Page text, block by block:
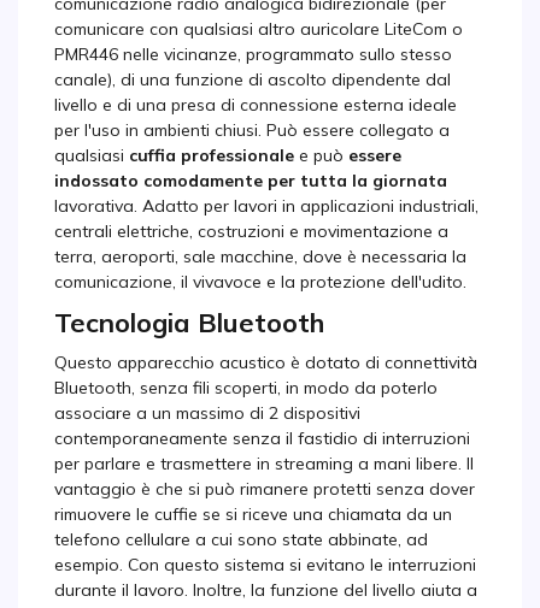
comunicare con qualsiasi altro auricolare LiteCom o
PMR446 nelle vicinanze, programmato sullo stesso
canale), di una funzione di ascolto dipendente dal
livello e di una presa di connessione esterna ideale
per l'uso in ambienti chiusi. Può essere collegato a
qualsiasi cuffia professionale e può essere
indossato comodamente per tutta la giornata
lavorativa. Adatto per lavori in applicazioni industriali,
centrali elettriche, costruzioni e movimentazione a
terra, aeroporti, sale macchine, dove è necessaria la
comunicazione, il vivavoce e la protezione dell'udito.
Tecnologia Bluetooth
Questo apparecchio acustico è dotato di connettività
Bluetooth, senza fili scoperti, in modo da poterlo
associare a un massimo di 2 dispositivi
contemporaneamente senza il fastidio di interruzioni
per parlare e trasmettere in streaming a mani libere. Il
vantaggio è che si può rimanere protetti senza dover
rimuovere le cuffie se si riceve una chiamata da un
telefono cellulare a cui sono state abbinate, ad
esempio. Con questo sistema si evitano le interruzioni
durante il lavoro. Inoltre, la funzione del livello aiuta a